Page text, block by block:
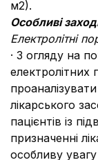
м2).
Особливі
Електролітні
· З огляду на
електролітних
лікарського
пацієнтів із
призначенні
особливу